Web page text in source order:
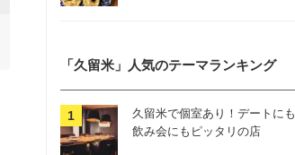
「久留米」人気のテーマランキング
久留米で個室あり！デートにも
飲み会にもピッタリの店